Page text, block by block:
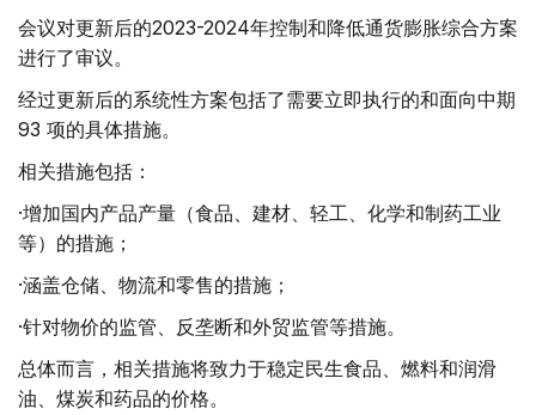
会议对更新后的2023-2024年控制和降低通货膨胀综合方案
进行了审议。
经过更新后的系统性方案包括了需要立即执行的和面向中期
93 项的具体措施。
相关措施包括：
·增加国内产品产量（食品、建材、轻工、化学和制药工业
等）的措施；
·涵盖仓储、物流和零售的措施；
·针对物价的监管、反垄断和外贸监管等措施。
总体而言，相关措施将致力于稳定民生食品、燃料和润滑
油、煤炭和药品的价格。